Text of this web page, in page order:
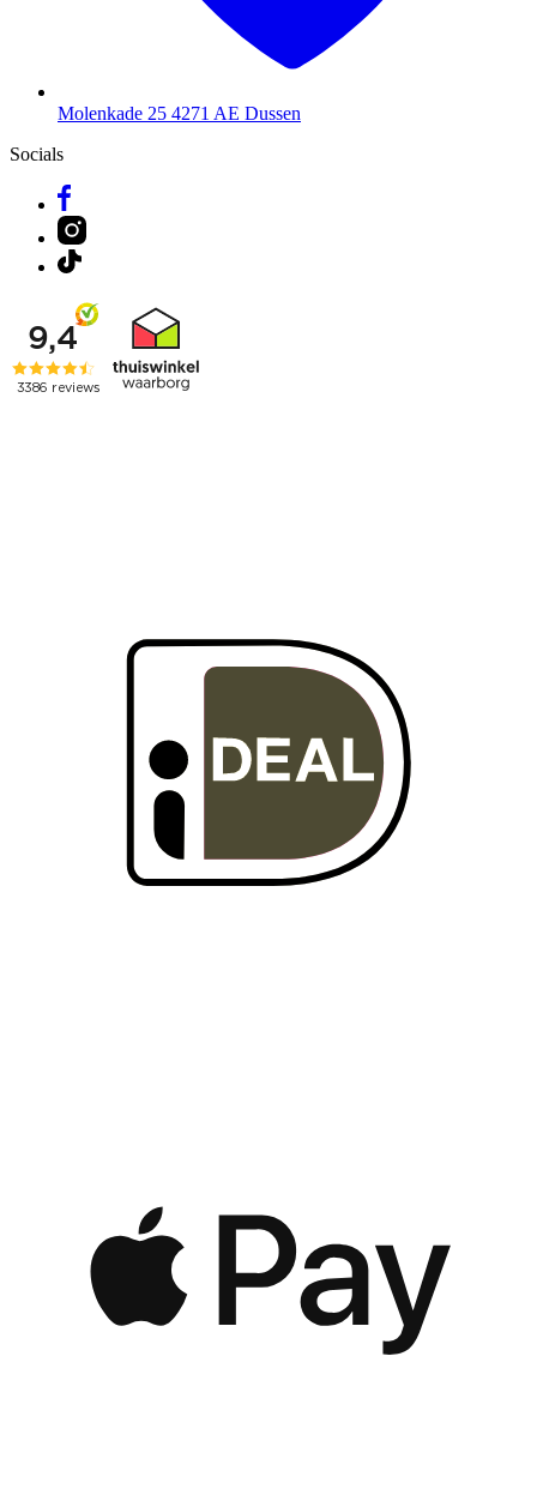
Molenkade 25 4271 AE Dussen
Socials